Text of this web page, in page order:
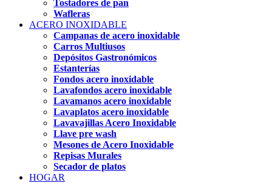
Tostadores de pan
Wafleras
ACERO INOXIDABLE
Campanas de acero inoxidable
Carros Multiusos
Depósitos Gastronómicos
Estanterías
Fondos acero inoxidable
Lavafondos acero inoxidable
Lavamanos acero inoxidable
Lavaplatos acero inoxidable
Lavavajillas Acero Inoxidable
Llave pre wash
Mesones de Acero Inoxidable
Repisas Murales
Secador de platos
HOGAR